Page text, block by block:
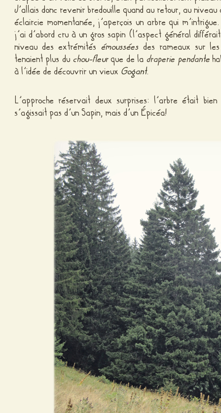
J’allais donc revenir bredouille quand au retour, au
éclaircie momentanée, j’aperçois un arbre qui
j’ai d’abord cru à un gros sapin (l’aspect général
niveau des extrémitésémoussées des rameaux sur
tenaient plus du chou-fleurque de ladraperie pendante
à l’idée de découvrir un vieux Gogant.
L’approche réservait deux surprises: l’arbre était
s’agissait pas d’un Sapin, mais d’un Épicéa!